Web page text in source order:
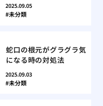
2025.09.05
未分類
蛇口の根元がグラグラ気
になる時の対処法
2025.09.03
未分類